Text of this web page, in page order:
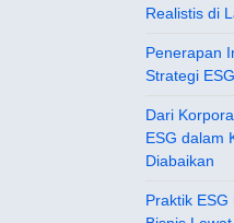
Realistis di
Penerapan
Strategi
Dari
ESG dalam
Diabaikan
Praktik